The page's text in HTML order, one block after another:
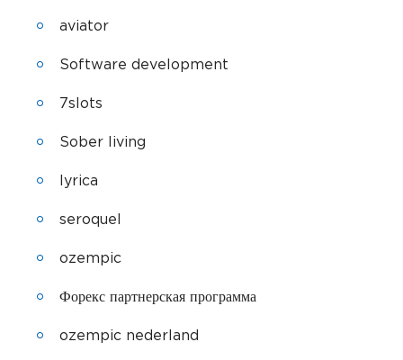
aviator
Software development
7slots
Sober living
lyrica
seroquel
ozempic
Форекс партнерская программа
ozempic nederland